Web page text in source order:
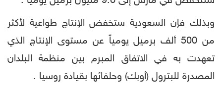
وبذلك فإن السعودية ستخفض الإنتاج طواعية لأكثر
من 500 ألف برميل يومياً عن مستوى الإنتاج الذي
تعهدت به في الاتفاق المبرم بين منظمة البلدان
المصدرة للبترول (أوبك) وحلفائها بقيادة روسيا .